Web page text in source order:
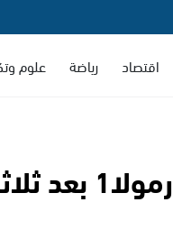
اقتصاد رياضة علوم
شوماخر يعود